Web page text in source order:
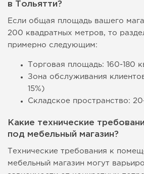
в Тольятти?
Если общая площадь вашего
200 квадратных метров, то
примерно следующим:
Торговая площадь: 160-180
Зона обслуживания
15%)
Складское пространство:
Какие технические
под мебельный магазин?
Технические требования к
мебельный магазин могут